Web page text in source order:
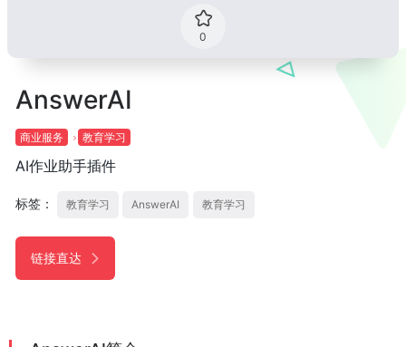
0
AnswerAI
商业服务 教育学习
AI作业助手插件
标签： 教育学习 AnswerAI 教育学习
链接直达